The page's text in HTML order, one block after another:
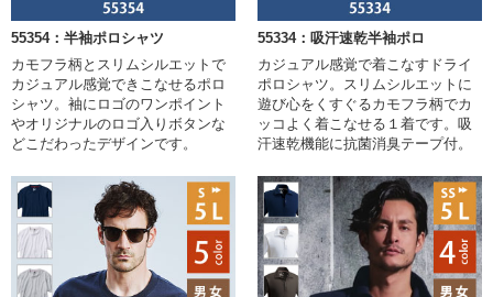
55354：半袖ポロシャツ
カモフラ柄とスリムシルエットで
カジュアル感覚できこなせるポロ
シャツ。袖にロゴのワンポイント
やオリジナルのロゴ入りボタンな
どこだわったデザインです。
55334：吸汗速乾半袖ポロ
カジュアル感覚で着こなすドライ
ポロシャツ。スリムシルエットに
遊び心をくすぐるカモフラ柄でカ
ッコよく着こなせる１着です。吸
汗速乾機能に抗菌消臭テープ付。